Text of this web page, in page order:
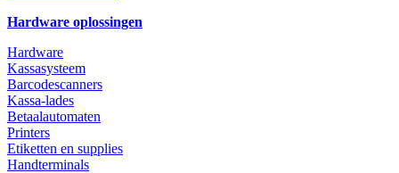
Hardware oplossingen
Hardware
Kassasysteem
Barcodescanners
Kassa-lades
Betaalautomaten
Printers
Etiketten en supplies
Handterminals